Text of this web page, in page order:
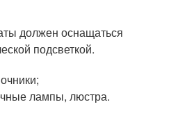
должен оснащаться
подсветкой.
лампы, люстра.